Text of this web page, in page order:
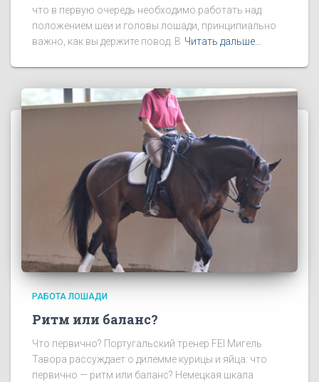
что в первую очередь необходимо работать над
положением шеи и головы лошади, принципиально
важно, как вы держите повод. В Читать дальше…
РАБОТА ЛОШАДИ
Ритм или баланс?
Что первично? Португальский тренер FEI Мигель
Тавора рассуждает о дилемме курицы и яйца: что
первично — ритм или баланс? Немецкая шкала